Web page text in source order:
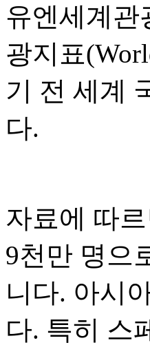
유엔세계관
광지표
기 전 세계
다.
자료에 따
9천만 명으
니다. 아시
다. 특히 스